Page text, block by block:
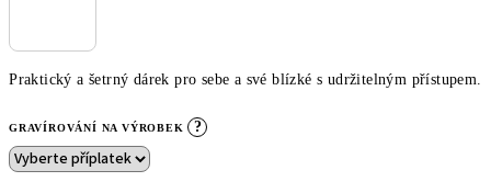
Praktický a šetrný dárek pro sebe a své blízké s udržitelným přístupem.
GRAVÍROVÁNÍ NA VÝROBEK ?